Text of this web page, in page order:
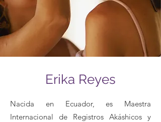
Erika Reyes
Nacida en Ecuador, es Maestra
Internacional de Registros Akáshicos y